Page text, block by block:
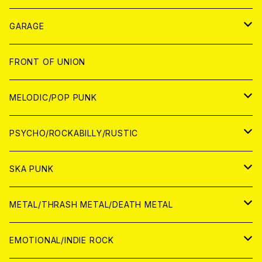
ANALOG
GARAGE
JAPAN
アナログ
CD
WORLD
アナログ
CD
FRONT OF UNION
MELODIC/POP PUNK
JAPAN
CD
ANALOG
WORLD
CD
ANALOG
PSYCHO/ROCKABILLY/RUSTIC
JAPAN
CD
ANALOG
WORLD
CD
SKA PUNK
JAPAN
CD
WORLD
METAL/THRASH METAL/DEATH METAL
JAPAN
EMOTIONAL/INDIE ROCK